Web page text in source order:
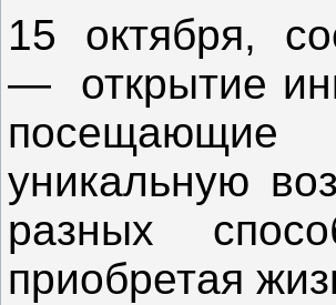
15 октября,
— открытие
уникальную
разных
приобретая